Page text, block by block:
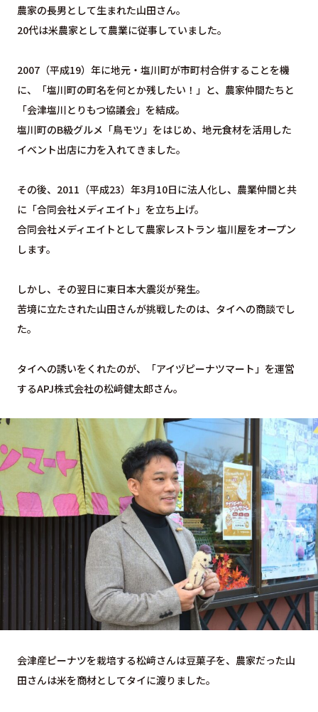
農家の長男として生まれた山田さん。
20代は米農家として農業に従事していました。
2007（平成19）年に地元・塩川町が市町村合併することを機
に、「塩川町の町名を何とか残したい！」と、農家仲間たちと
「会津塩川とりもつ協議会」を結成。
塩川町のB級グルメ「鳥モツ」をはじめ、地元食材を活用した
イベント出店に力を入れてきました。
その後、2011（平成23）年3月10日に法人化し、農業仲間と共
に「合同会社メディエイト」を立ち上げ。
合同会社メディエイトとして農家レストラン 塩川屋をオープン
します。
しかし、その翌日に東日本大震災が発生。
苦境に立たされた山田さんが挑戦したのは、タイへの商談でし
た。
タイへの誘いをくれたのが、「アイヅピーナツマート」を運営
するAPJ株式会社の松﨑健太郎さん。
会津産ピーナツを栽培する松﨑さんは豆菓子を、農家だった山
田さんは米を商材としてタイに渡りました。